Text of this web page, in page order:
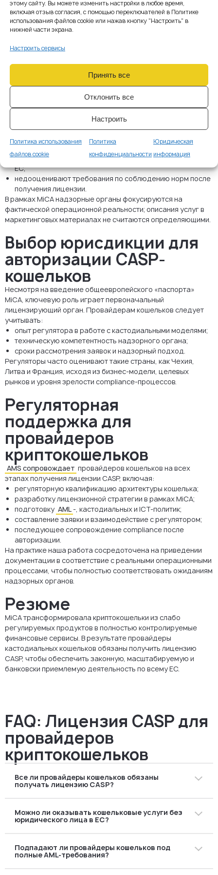
этому сайту. Вы можете изменить настройки в любое время,
включая отзыв согласия, с помощью переключателей в Политике
использования файлов cookie или нажав кнопку "Настроить" в
нижней части экрана.
Настроить сервисы
Принять все
Отклонить все
Настроить
Политика использования
файлов cookie
Политика
конфиденциальности
Юридическая
информация
Типичные пробелы в
заявках на
лицензирование
кошельков
Регуляторы часто выявляют слабые места у провайдеров,
которые:
ошибочно представляют кастодиальные услуги как
чисто технические инструменты;
предоставляют недостаточную информацию о системе
управления ключами;
не имеют задокументированной логики мониторинга
транзакций;
работают без реального операционного присутствия в
ЕС;
недооценивают требования по соблюдению норм после
получения лицензии.
В рамках MiCA надзорные органы фокусируются на
фактической операционной реальности; описания услуг в
маркетинговых материалах не считаются определяющими.
Выбор юрисдикции для
авторизации CASP-
кошельков
Несмотря на введение общеевропейского «паспорта»
MiCA, ключевую роль играет первоначальный
лицензирующий орган. Провайдерам кошельков следует
учитывать:
опыт регулятора в работе с кастодиальными моделями;
техническую компетентность надзорного органа;
сроки рассмотрения заявок и надзорный подход.
Регуляторы часто оценивают такие страны, как Чехия,
Литва и Франция, исходя из бизнес-модели, целевых
рынков и уровня зрелости compliance-процессов.
Регуляторная
поддержка для
провайдеров
криптокошельков
AMS сопровождает провайдеров кошельков на всех
этапах получения лицензии CASP, включая:
регуляторную квалификацию архитектуры кошелька;
разработку лицензионной стратегии в рамках MiCA;
подготовку AML-, кастодиальных и ICT-политик;
составление заявки и взаимодействие с регулятором;
последующее сопровождение compliance после
авторизации.
На практике наша работа сосредоточена на приведении
документации в соответствие с реальными операционными
процессами, чтобы полностью соответствовать ожиданиям
надзорных органов.
Резюме
MiCA трансформировала криптокошельки из слабо
регулируемых продуктов в полностью контролируемые
финансовые сервисы. В результате провайдеры
кастодиальных кошельков обязаны получить лицензию
CASP, чтобы обеспечить законную, масштабируемую и
банковски приемлемую деятельность по всему ЕС.
FAQ: Лицензия CASP для
провайдеров
криптокошельков
Все ли провайдеры кошельков обязаны
получать лицензию CASP?
только провайдеры, предоставляющие
кастодиальные услуги или контролирующие
приватные ключи.
Можно ли оказывать кошельковые услуги без
юридического лица в ЕС?
предоставляться через авторизованное
юридическое лицо, зарегистрированное в ЕС.
Подпадают ли провайдеры кошельков под
полные AML-требования?